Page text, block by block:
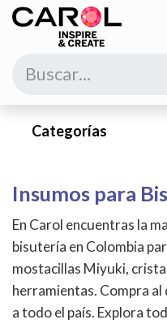
Ir al contenido
Categorías
Insumos para
En Carol encuentras la
bisutería en Colombia
mostacillas Miyuki,
herramientas. Compra al
a todo el país. Explora